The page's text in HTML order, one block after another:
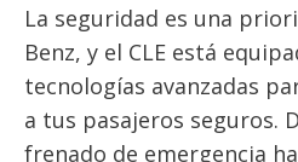
La seguridad es una
Benz, y el CLE está
tecnologías avanzadas
a tus pasajeros seguros.
frenado de emergencia